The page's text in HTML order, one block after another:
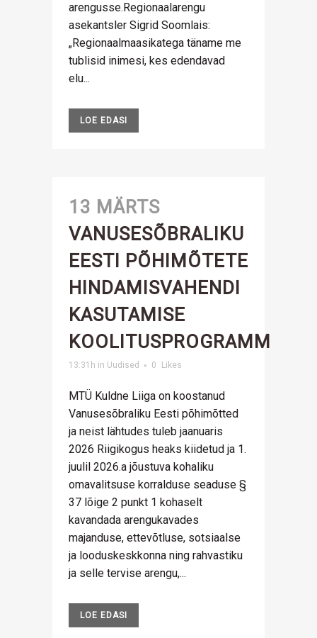
arengusse.Regionaalarengu
asekantsler Sigrid Soomlais:
„Regionaalmaasikatega täname me
tublisid inimesi, kes edendavad
elu...
LOE EDASI
13 MÄRTS
VANUSESÕBRALIKU
EESTI PÕHIMÕTETE
HINDAMISVAHENDI
KASUTAMISE
KOOLITUSPROGRAMM
13:31h in Uudised 0 Likes
MTÜ Kuldne Liiga on koostanud
Vanusesõbraliku Eesti põhimõtted
ja neist lähtudes tuleb jaanuaris
2026 Riigikogus heaks kiidetud ja 1.
juulil 2026.a jõustuva kohaliku
omavalitsuse korralduse seaduse §
37 lõige 2 punkt 1 kohaselt
kavandada arengukavades
majanduse, ettevõtluse, sotsiaalse
ja looduskeskkonna ning rahvastiku
ja selle tervise arengu,...
LOE EDASI